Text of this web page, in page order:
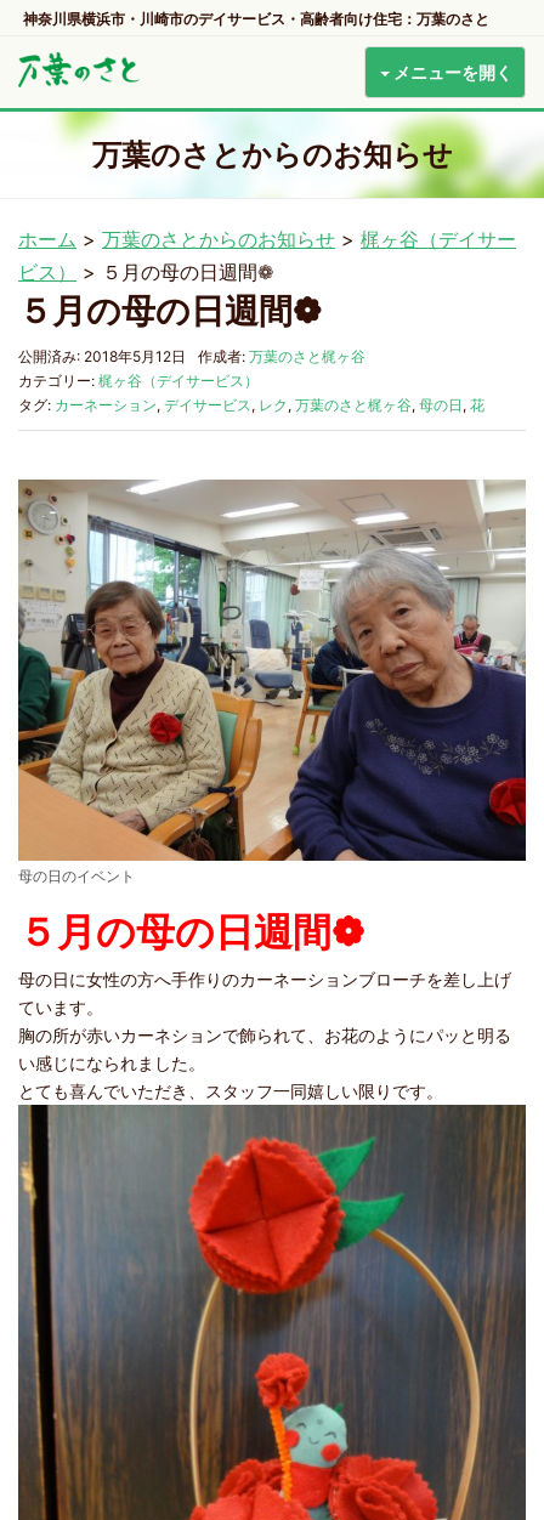
神奈川県横浜市・川崎市のデイサービス・高齢者向け住宅：万葉のさと
メニューを開く
万葉のさとからのお知らせ
ホーム > 万葉のさとからのお知らせ > 梶ヶ谷（デイサー
ビス）
> ５月の母の日週間❁
５月の母の日週間❁
公開済み: 2018年5月12日 作成者: 万葉のさと梶ヶ谷
カテゴリー: 梶ヶ谷（デイサービス）
タグ: カーネーション, デイサービス, レク , 万葉のさと梶ヶ谷, 母の日 , 花
母の日のイベント
５月の母の日週間❁
母の日に女性の方へ手作りのカーネーションブローチを差し上げ
ています。
胸の所が赤いカーネションで飾られて、お花のようにパッと明る
い感じになられました。
とても喜んでいただき、スタッフ一同嬉しい限りです。